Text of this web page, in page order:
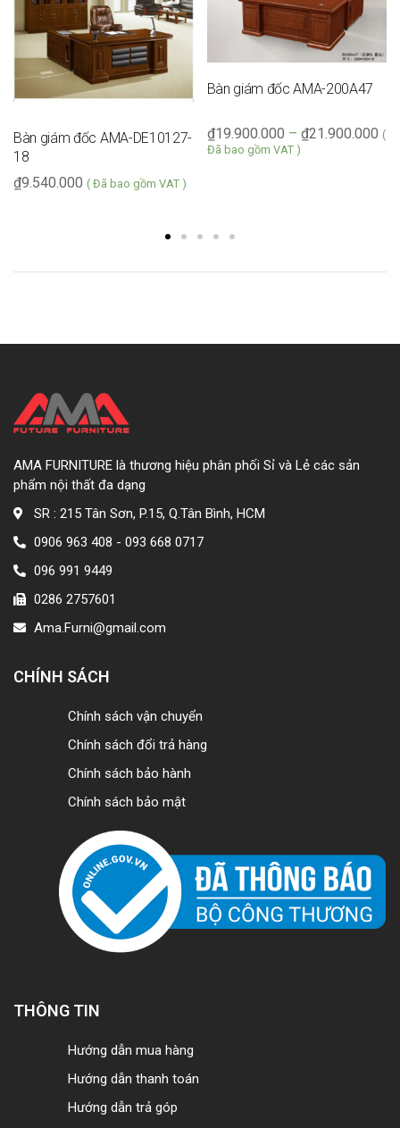
Bàn giám đốc AMA-DE10127-
18
9.540.000
₫ ( Đã bao gồm VAT )
Bàn giám đốc AMA-200A47
19.900.000
₫ – 21.900.000
₫
(
Đã bao gồm VAT )
AMA FURNITURE là thương hiệu phân phối Sỉ và Lẻ các sản
phẩm nội thất đa dạng
SR : 215 Tân Sơn, P.15, Q.Tân Bình, HCM
0906 963 408 - 093 668 0717
096 991 9449
0286 2757601
Ama.Furni@gmail.com
CHÍNH SÁCH
Chính sách vận chuyển
Chính sách đổi trả hàng
Chính sách bảo hành
Chính sách bảo mật
THÔNG TIN
Hướng dẫn mua hàng
Hướng dẫn thanh toán
Hướng dẫn trả góp